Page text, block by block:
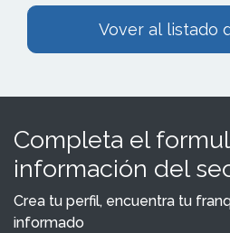
Vover al listado
Completa el
información del
Crea tu perfil, encuentra tu
informado